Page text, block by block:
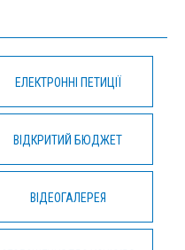
ЕЛЕКТРОННІ ПЕТИЦІЇ
ВІДКРИТИЙ БЮДЖЕТ
ВІДЕОГАЛЕРЕЯ